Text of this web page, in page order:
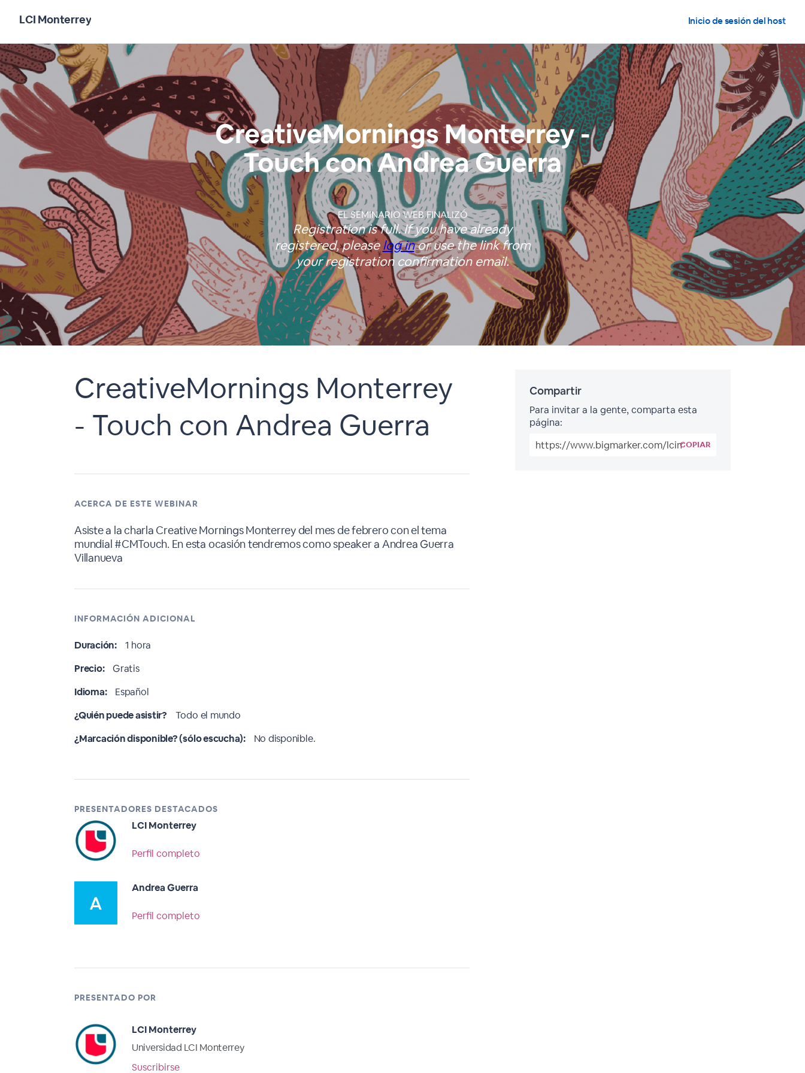
LCI Monterrey Inicio de sesión del host
CreativeMornings Monterrey -
Touch con Andrea Guerra
EL SEMINARIO WEB FINALIZÓ
Registration is full. If you have already
registered, pleaselog inor use the link from
your registration confirmation email.
CreativeMornings Monterrey
- Touch con Andrea Guerra
ACERCA DE ESTE WEBINAR
Asiste a la charla Creative Mornings Monterrey del mes de febrero con el tema
mundial #CMTouch. En esta ocasión tendremos como speaker a Andrea Guerra
Villanueva
INFORMACIÓN ADICIONAL
Duración:
1 hora
Precio:
Gratis
Idioma:
Español
¿Quién puede asistir?
Todo el mundo
¿Marcación disponible? (sólo escucha):
No disponible.
PRESENTADORES DESTACADOS
LCI Monterrey
Perfil completo
Andrea Guerra
Perfil completo
PRESENTADO POR
LCI Monterrey
Universidad LCI Monterrey
Suscribirse
Compartir
Para invitar a la gente, comparta esta
página:
COPIAR